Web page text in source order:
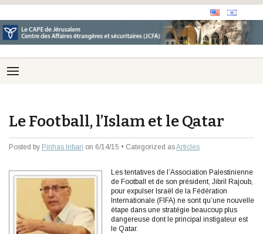
Le Football, l’Islam et le Qatar
Posted by Pinhas Inbari on 6/14/15 • Categorized asArticles
Les tentatives de l’Association Palestinienne
de Football et de son président, Jibril Rajoub,
pour expulser Israël de la Fédération
Internationale (FIFA) ne sont qu’une nouvelle
étape dans une stratégie beaucoup plus
dangereuse dont le principal instigateur est
le Qatar.